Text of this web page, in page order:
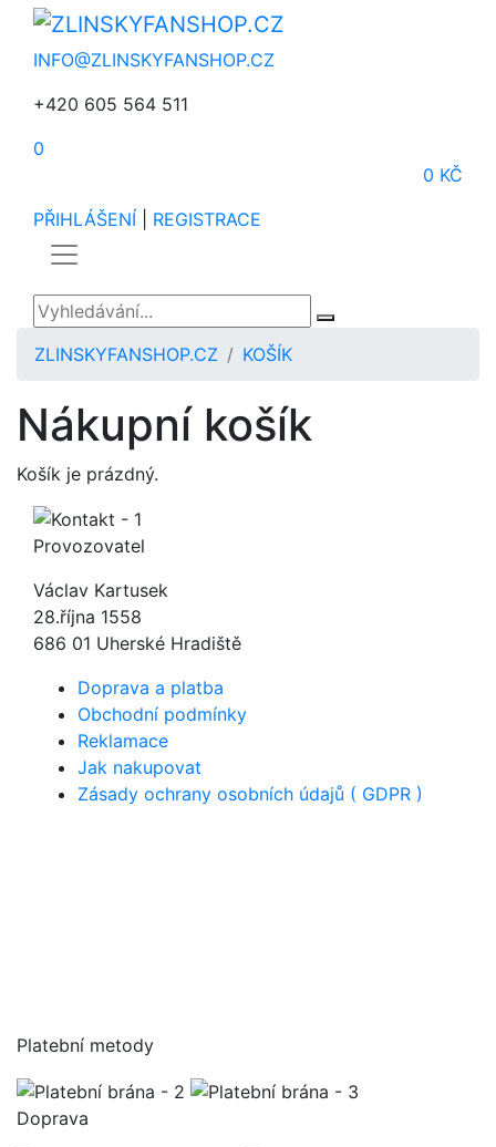
INFO@ZLINSKYFANSHOP.CZ
+420 605 564 511
0
0 KČ
PŘIHLÁŠENÍ
REGISTRACE
ZLINSKYFANSHOP.CZ KOŠÍK
Nákupní košík
Košík je prázdný.
Provozovatel
Václav Kartusek
28.října 1558
686 01 Uherské Hradiště
Doprava a platba
Obchodní podmínky
Reklamace
Jak nakupovat
Zásady ochrany osobních údajů ( GDPR )
Platební metody
Doprava